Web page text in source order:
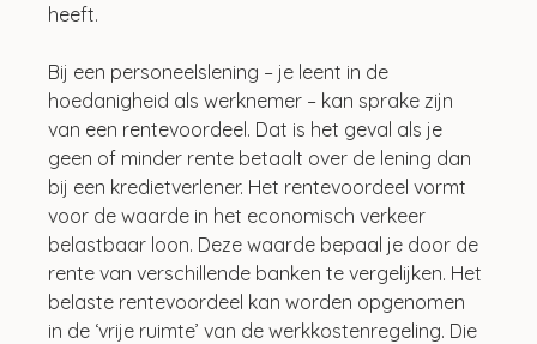
heeft.
Bij een personeelslening – je leent in de
hoedanigheid als werknemer – kan sprake zijn
van een rentevoordeel. Dat is het geval als je
geen of minder rente betaalt over de lening dan
bij een kredietverlener. Het rentevoordeel vormt
voor de waarde in het economisch verkeer
belastbaar loon. Deze waarde bepaal je door de
rente van verschillende banken te vergelijken. Het
belaste rentevoordeel kan worden opgenomen
in de ‘vrije ruimte’ van de werkkostenregeling. Die